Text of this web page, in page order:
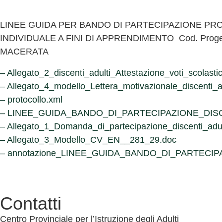
LINEE GUIDA PER BANDO DI PARTECIPAZIONE
INDIVIDUALE A FINI DI APPRENDIMENTO Cod.
MACERATA
–
–
– protocollo.xml
–
–
– Allegato_3_Modello_CV_EN__281_29.doc
–
Contatti
Centro Provinciale per l’Istruzione degli Adulti